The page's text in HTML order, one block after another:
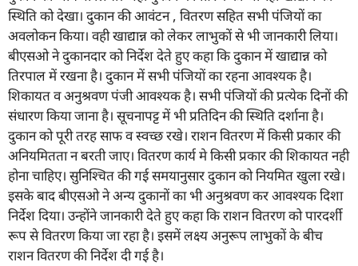
स्थिति को देखा। दुकान की आवंटन , वितरण सहित सभी पंजियों का
अवलोकन किया। वही खाद्यान्न को लेकर लाभुकों से भी जानकारी लिया।
बीएसओ ने दुकानदार को निर्देश देते हुए कहा कि दुकान में खाद्यान्न को
तिरपाल में रखना है। दुकान में सभी पंजियों का रहना आवश्यक है।
शिकायत व अनुश्रवण पंजी आवश्यक है। सभी पंजियों की प्रत्येक दिनों की
संधारण किया जाना है। सूचनापट्ट में भी प्रतिदिन की स्थिति दर्शाना है।
दुकान को पूरी तरह साफ व स्वच्छ रखे। राशन वितरण में किसी प्रकार की
अनियमितता न बरती जाए। वितरण कार्य मे किसी प्रकार की शिकायत नही
होना चाहिए। सुनिश्चित की गई समयानुसार दुकान को नियमित खुला रखे।
इसके बाद बीएसओ ने अन्य दुकानों का भी अनुश्रवण कर आवश्यक दिशा
निर्देश दिया। उन्होंने जानकारी देते हुए कहा कि राशन वितरण को पारदर्शी
रूप से वितरण किया जा रहा है। इसमें लक्ष्य अनुरूप लाभुकों के बीच
राशन वितरण की निर्देश दी गई है।